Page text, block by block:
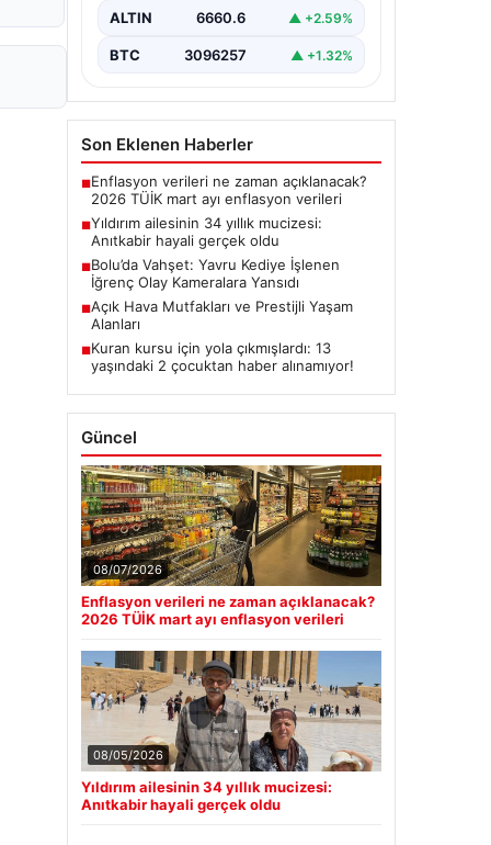
ALTIN 6660.6 ▲ +2.59%
BTC 3096257 ▲ +1.32%
Son Eklenen Haberler
■Enflasyon verileri ne zaman açıklanacak?
2026 TÜİK mart ayı enflasyon verileri
■Yıldırım ailesinin 34 yıllık mucizesi:
Anıtkabir hayali gerçek oldu
■Bolu’da Vahşet: Yavru Kediye İşlenen
İğrenç Olay Kameralara Yansıdı
■Açık Hava Mutfakları ve Prestijli Yaşam
Alanları
■Kuran kursu için yola çıkmışlardı: 13
yaşındaki 2 çocuktan haber alınamıyor!
Güncel
08/07/2026
Enflasyon verileri ne zaman açıklanacak?
2026 TÜİK mart ayı enflasyon verileri
08/05/2026
Yıldırım ailesinin 34 yıllık mucizesi:
Anıtkabir hayali gerçek oldu